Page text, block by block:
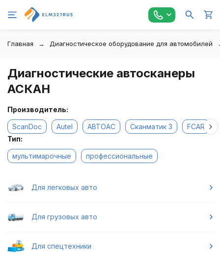
Главная Диагностическое оборудование для автомобилей
Диагностические автосканеры
АСКАН
Производитель:
ScanDoc Autel АВТОАС Сканматик 3 FCAR
Тип:
мультимарочные профессиональные
Для легковых авто
Для грузовых авто
Для спецтехники